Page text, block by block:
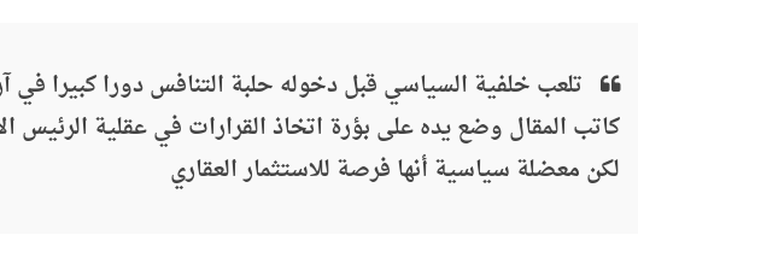
تلعب خلفية السياسي قبل دخوله حلبة التنافس دورا كبيرا في
كاتب المقال وضع يده على بؤرة اتخاذ القرارات في عقلية الرئيس
لكن معضلة سياسية أنها فرصة للاستثمار العقاري